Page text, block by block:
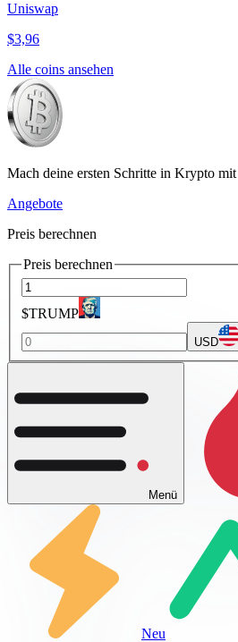
Uniswap
$3,96
Alle coins ansehen
Mach deine ersten Schritte in Krypto
Angebote
Preis berechnen
Preis berechnen
$TRUMP
USD
Menü
Neu